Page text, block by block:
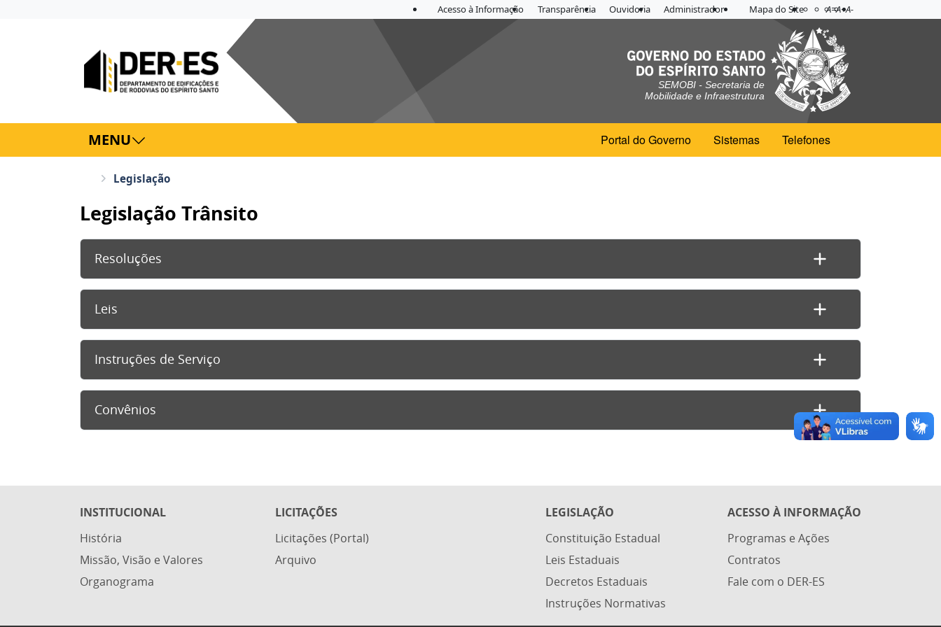
Acesso à Informação Transparência Ouvidoria Administrador Mapa do Site Acessibilidade
Aplicar contraste
A=A+A-
SEMOBI - Secretaria de
Mobilidade e Infraestrutura
MENU Portal do Governo Sistemas Telefones
Legislação
Legislação Trânsito
Resoluções
Leis
Instruções de Serviço
Convênios
INSTITUCIONAL
História
Missão, Visão e Valores
Organograma
LICITAÇÕES
Licitações (Portal)
Arquivo
LEGISLAÇÃO
Constituição Estadual
Leis Estaduais
Decretos Estaduais
Instruções Normativas
ACESSO À INFORMAÇÃO
Programas e Ações
Contratos
Fale com o DER-ES